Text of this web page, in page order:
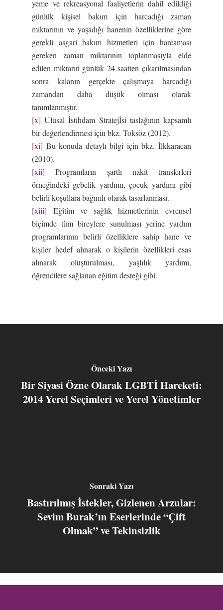
yeme ve rekreasyonal faaliyetlerin dahil edildiği
günlük kişisel bakım için harcadığı zaman
miktarının ve yaşadığı hanenin özelliklerine göre
gerekli asgari bakım hizmetleri için harcaması
gereken zaman miktarının toplanmasıyla elde
edilen miktarın günlük 24 saatten çıkarılmasından
sonra kalanın gerçekte çalışmaya harcadığı
zamandan daha düşük olması olarak
tanımlanmıştır.
[x] Ulusal İstihdam Stratejİsi taslağının kapsamlı
bir değerlendirmesi için bkz. Toksöz (2012).
[xi] Bu konuda detaylı bilgi için bkz. İlkkaracan
(2010).
[xii] Programların şartlı nakit transferleri
örneğindeki gebelik yardımı, çocuk yardımı gibi
belirli koşullara bağımlı olarak tasarlanması.
[xiii] Eğitim ve sağlık hizmetlerinin evrensel
biçimde tüm bireylere sunulması yerine yardım
programlarının belirli özelliklere sahip hane ve
kişiler hedef alınarak o kişilerin özellikleri esas
alınarak oluşturulması, yaşlılık yardımı,
öğrencilere sağlanan eğitim desteği gibi.
Önceki Yazı
Bir Siyasi Özne Olarak LGBTİ Hareketi:
2014 Yerel Seçimleri ve Yerel Yönetimler
Sonraki Yazı
Bastırılmış İstekler, Gizlenen Arzular:
Sevim Burak’ın Eserlerinde “Çift
Olmak” ve Tekinsizlik